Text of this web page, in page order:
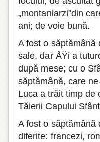
„montaniarzi”din
ani; de voie bună.
A fost o săptămână
sale, dar ÅŸi a
după mese; cu o
săptămână, care
Luca a trăit timp de
Tăierii Capului
A fost o
diferite: francezi,